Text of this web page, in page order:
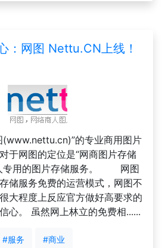
：网图 Nettu.CN上线！
(www.nettu.cn)”的专业商用图片
于网图的定位是“网商图片存储
专用的图片存储服务。 网图
储服务免费的运营模式，网图不
大程度上反应官方做好高要求的
心。 虽然网上林立的免费相......
#服务 #商业